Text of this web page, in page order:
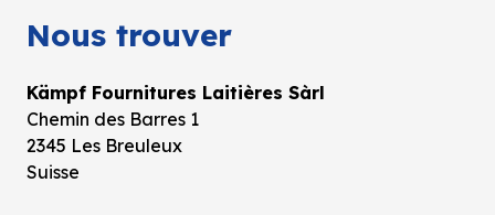
Nous trouver
Kämpf Fournitures Laitières Sàrl
Chemin des Barres 1
2345 Les Breuleux
Suisse